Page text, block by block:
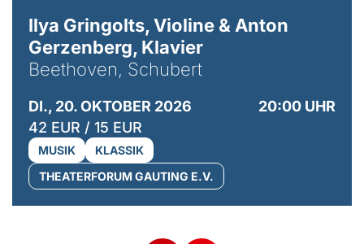
Ilya Gringolts, Violine & Anton
Gerzenberg, Klavier
Beethoven, Schubert
DI., 20. OKTOBER 2026
20:00 UHR
42 EUR / 15 EUR
MUSIK
KLASSIK
THEATERFORUM GAUTING E.V.